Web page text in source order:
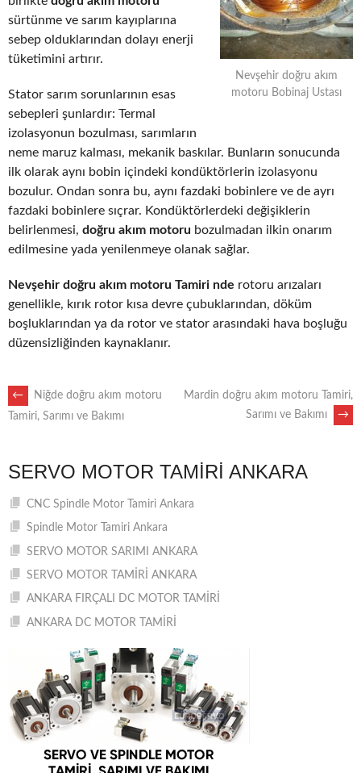
Nevşehir doğru akım
motoru Bobinaj Ustası
sürtünme ve sarım kayıplarına
sebep olduklarından dolayı enerji
tüketimini artırır.
Stator sarım sorunlarının esas
sebepleri şunlardır: Termal
izolasyonun bozulması, sarımların
neme maruz kalması, mekanik baskılar. Bunların sonucunda
ilk olarak aynı bobin içindeki kondüktörlerin izolasyonu
bozulur. Ondan sonra bu, aynı fazdaki bobinlere ve de ayrı
fazdaki bobinlere sıçrar. Kondüktörlerdeki değişiklerin
belirlenmesi, doğru akım motoru bozulmadan ilkin onarım
edilmesine yada yenilenmeye olanak sağlar.
Nevşehir doğru akım motoru Tamiri nde rotoru arızaları
genellikle, kırık rotor kısa devre çubuklarından, döküm
boşluklarından ya da rotor ve stator arasındaki hava boşluğu
düzensizliğinden kaynaklanır.
POST
←
Niğde doğru akım motoru
Tamiri, Sarımı ve Bakımı
Mardin doğru akım motoru Tamiri,
Sarımı ve Bakımı
→
SERVO MOTOR TAMIRI ANKARA
CNC Spindle Motor Tamiri Ankara
Spindle Motor Tamiri Ankara
SERVO MOTOR SARIMI ANKARA
SERVO MOTOR TAMİRİ ANKARA
ANKARA FIRÇALI DC MOTOR TAMİRİ
ANKARA DC MOTOR TAMİRİ